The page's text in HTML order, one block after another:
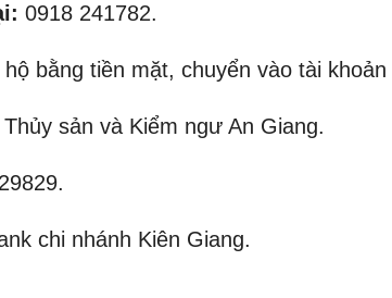
0918 241782.
bằng tiền mặt, chuyển vào tài khoản
sản và Kiểm ngư An Giang.
chi nhánh Kiên Giang.